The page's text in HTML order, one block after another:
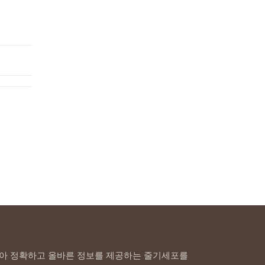
정확하고 올바른 정보를 제공하는 줄기세포를